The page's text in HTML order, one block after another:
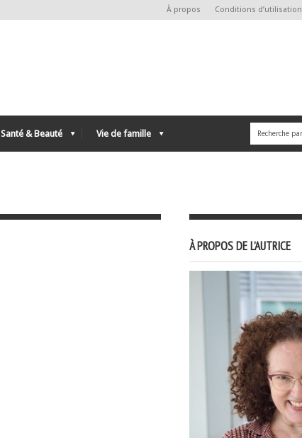
À propos Conditions d’utilisation
Santé & Beauté Vie de famille
À PROPOS DE L’AUTRICE